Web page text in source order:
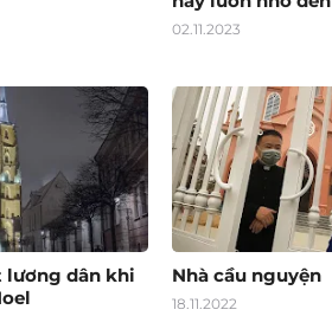
02.11.2023
lương dân khi
Nhà cầu nguyện
18.11.2022